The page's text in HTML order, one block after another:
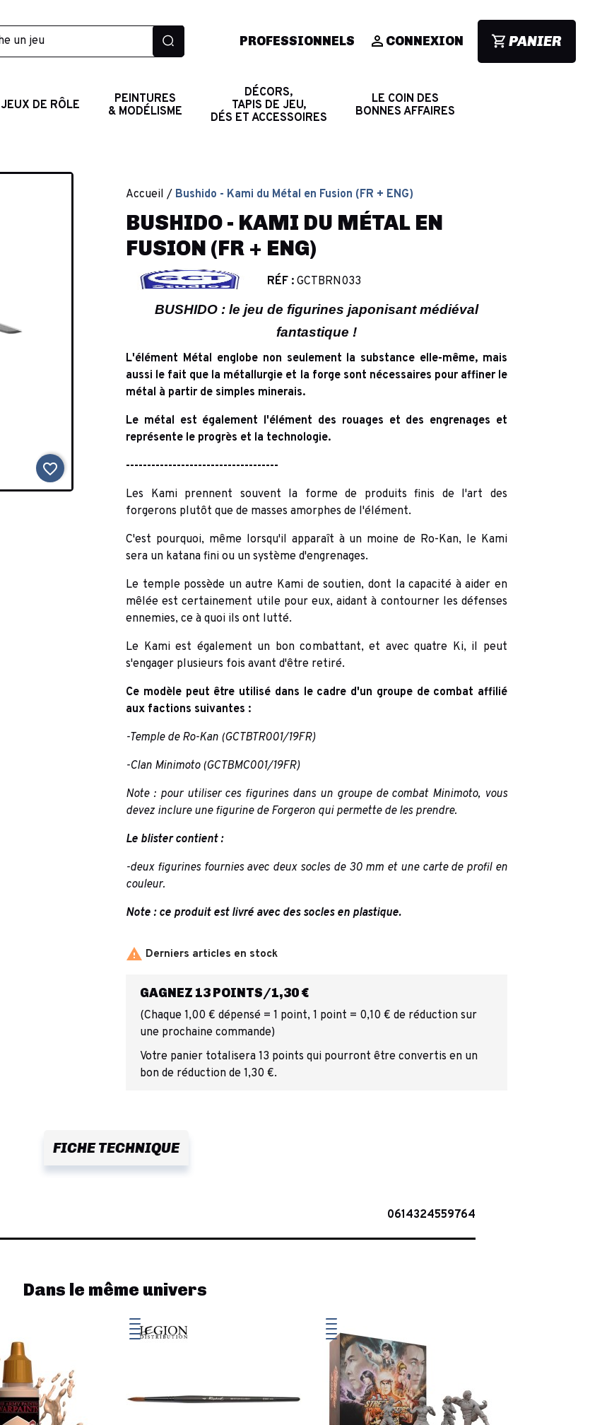
PROFESSIONNELS CONNEXION PANIER
JEUX DE RÔLE
PEINTURES
& MODÉLISME
DÉCORS,
TAPIS DE JEU,
DÉS ET ACCESSOIRES
LE COIN DES
BONNES AFFAIRES
favorite_border
Accueil Bushido - Kami du Métal en Fusion (FR + ENG)
BUSHIDO - KAMI DU MÉTAL EN
FUSION (FR + ENG)
RÉF : GCTBRN033
BUSHIDO : le jeu de figurines japonisant médiéval
fantastique !
L'élément Métal englobe non seulement la substance elle-même, mais
aussi le fait que la métallurgie et la forge sont nécessaires pour affiner le
métal à partir de simples minerais.
Le métal est également l'élément des rouages et des engrenages et
représente le progrès et la technologie.
------------------------------------
Les Kami prennent souvent la forme de produits finis de l'art des
forgerons plutôt que de masses amorphes de l'élément.
C'est pourquoi, même lorsqu'il apparaît à un moine de Ro-Kan, le Kami
sera un katana fini ou un système d'engrenages.
Le temple possède un autre Kami de soutien, dont la capacité à aider en
mêlée est certainement utile pour eux, aidant à contourner les défenses
ennemies, ce à quoi ils ont lutté.
Le Kami est également un bon combattant, et avec quatre Ki, il peut
s'engager plusieurs fois avant d'être retiré.
Ce modèle peut être utilisé dans le cadre d'un groupe de combat affilié
aux factions suivantes :
-Temple de Ro-Kan (GCTBTR001/19FR)
-Clan Minimoto (GCTBMC001/19FR)
Note : pour utiliser ces figurines dans un groupe de combat Minimoto, vous
devez inclure une figurine de Forgeron qui permette de les prendre.
Le blister contient :
-deux figurines fournies avec deux socles de 30 mm et une carte de profil en
couleur.
Note : ce produit est livré avec des socles en plastique.
 Derniers articles en stock
GAGNEZ 13 POINTS/1,30 €
(Chaque 1,00 € dépensé = 1 point, 1 point = 0,10 € de réduction sur
une prochaine commande)
Votre panier totalisera 13 points qui pourront être convertis en un
bon de réduction de 1,30 €.
FICHE TECHNIQUE
0614324559764
Dans le même univers